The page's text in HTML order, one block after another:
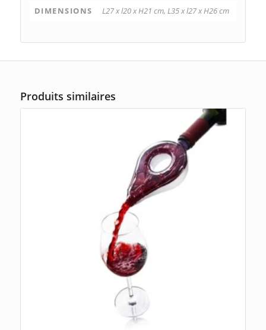
DIMENSIONS
L27 x l20 x H21 cm, L35 x l27 x H26 cm
Produits similaires